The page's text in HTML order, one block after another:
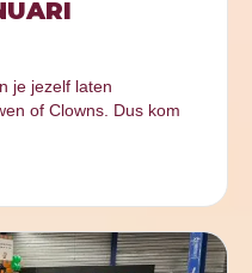
je jezelf laten
of Clowns. Dus kom